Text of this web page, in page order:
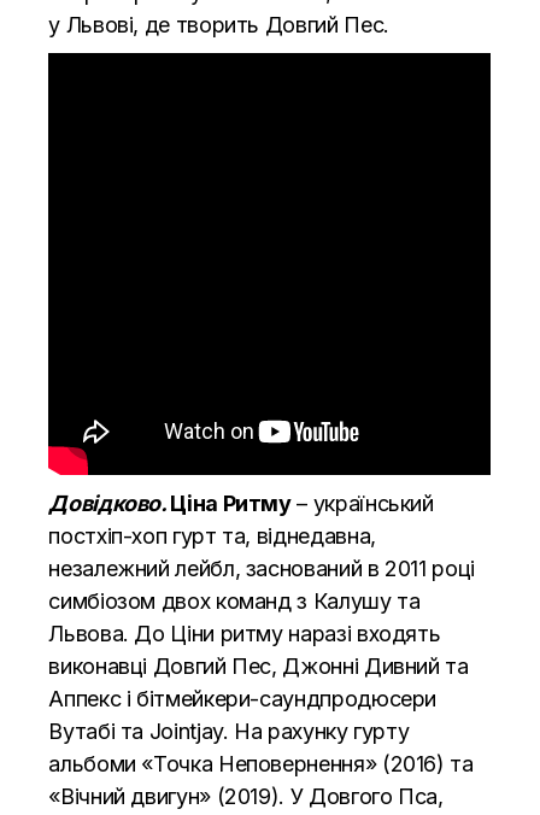
у Львові, де творить Довгий Пес.
Довідково.Ціна Ритму– український
постхіп-хоп гурт та, віднедавна,
незалежний лейбл, заснований в 2011 році
симбіозом двох команд з Калушу та
Львова. До Ціни ритму наразі входять
виконавці Довгий Пес, Джонні Дивний та
Аппекс і бітмейкери-саундпродюсери
Вутабі та Jointjay. На рахунку гурту
альбоми «Точка Неповернення» (2016) та
«Вічний двигун» (2019). У Довгого Пса,